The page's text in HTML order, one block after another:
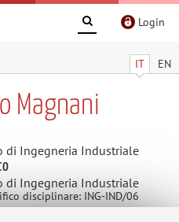
Login
IT EN
Magnani
di Ingegneria Industriale
di Ingegneria Industriale
disciplinare: ING-IND/06